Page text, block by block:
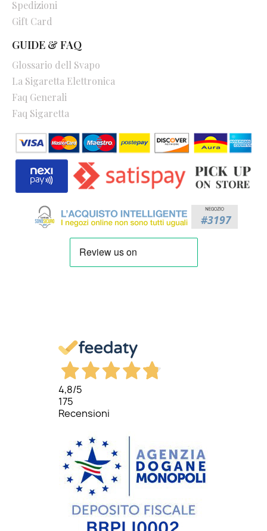
Spedizioni
Gift Card
GUIDE & FAQ
Glossario dell Svapo
La Sigaretta Elettronica
Faq Generali
Faq Sigaretta
4,8/5
175
Recensioni